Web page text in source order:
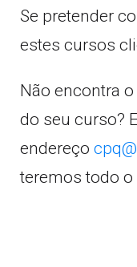
Se pretender
estes cursos
Não encontra
do seu curso?
endereço
teremos todo